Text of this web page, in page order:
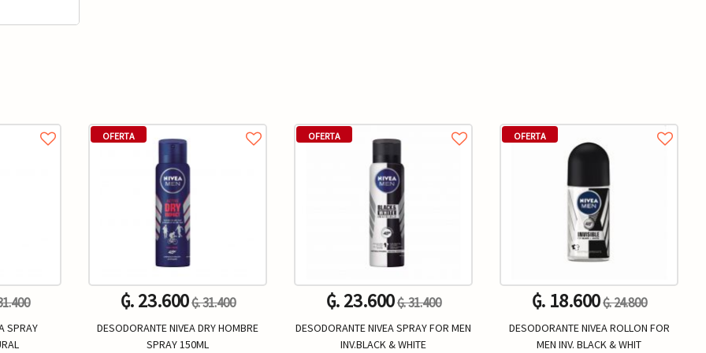
SPRAY
OFERTA
₲. 23.600₲. 31.400
DESODORANTE NIVEA DRY HOMBRE
SPRAY 150ML
OFERTA
₲. 23.600₲. 31.400
DESODORANTE NIVEA SPRAY FOR MEN
INV.BLACK & WHITE
OFERTA
₲. 18.600₲. 24.800
DESODORANTE NIVEA ROLLON FOR
MEN INV. BLACK & WHIT